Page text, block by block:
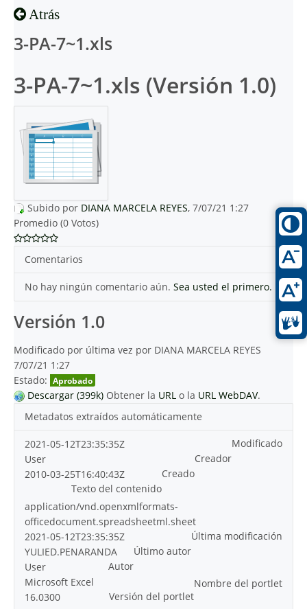
Atrás
3-PA-7~1.xls
3-PA-7~1.xls (Versión 1.0)
Subido por DIANA MARCELA REYES, 7/07/21 1:27
Promedio (0 Votos)
Comentarios
No hay ningún comentario aún. Sea usted el primero.
Versión 1.0
Modificado por última vez por DIANA MARCELA REYES
7/07/21 1:27
Estado: Aprobado
Descargar (399k) Obtener la URL o la URL WebDAV.
Metadatos extraídos automáticamente
Modificado
2021-05-12T23:35:35Z
Creador
User
Creado
2010-03-25T16:40:43Z
Texto del contenido
application/vnd.openxmlformats-
officedocument.spreadsheetml.sheet
Última modificación
2021-05-12T23:35:35Z
Último autor
YULIED.PENARANDA
Autor
User
Nombre del portlet
Microsoft Excel
Versión del portlet
16.0300